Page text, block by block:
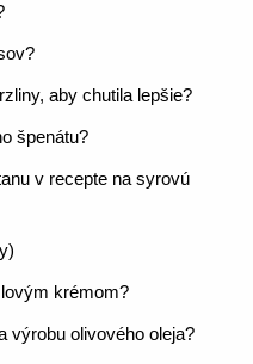
aby chutila lepšie?
špenátu?
v recepte na syrovú
krémom?
výrobu olivového oleja?